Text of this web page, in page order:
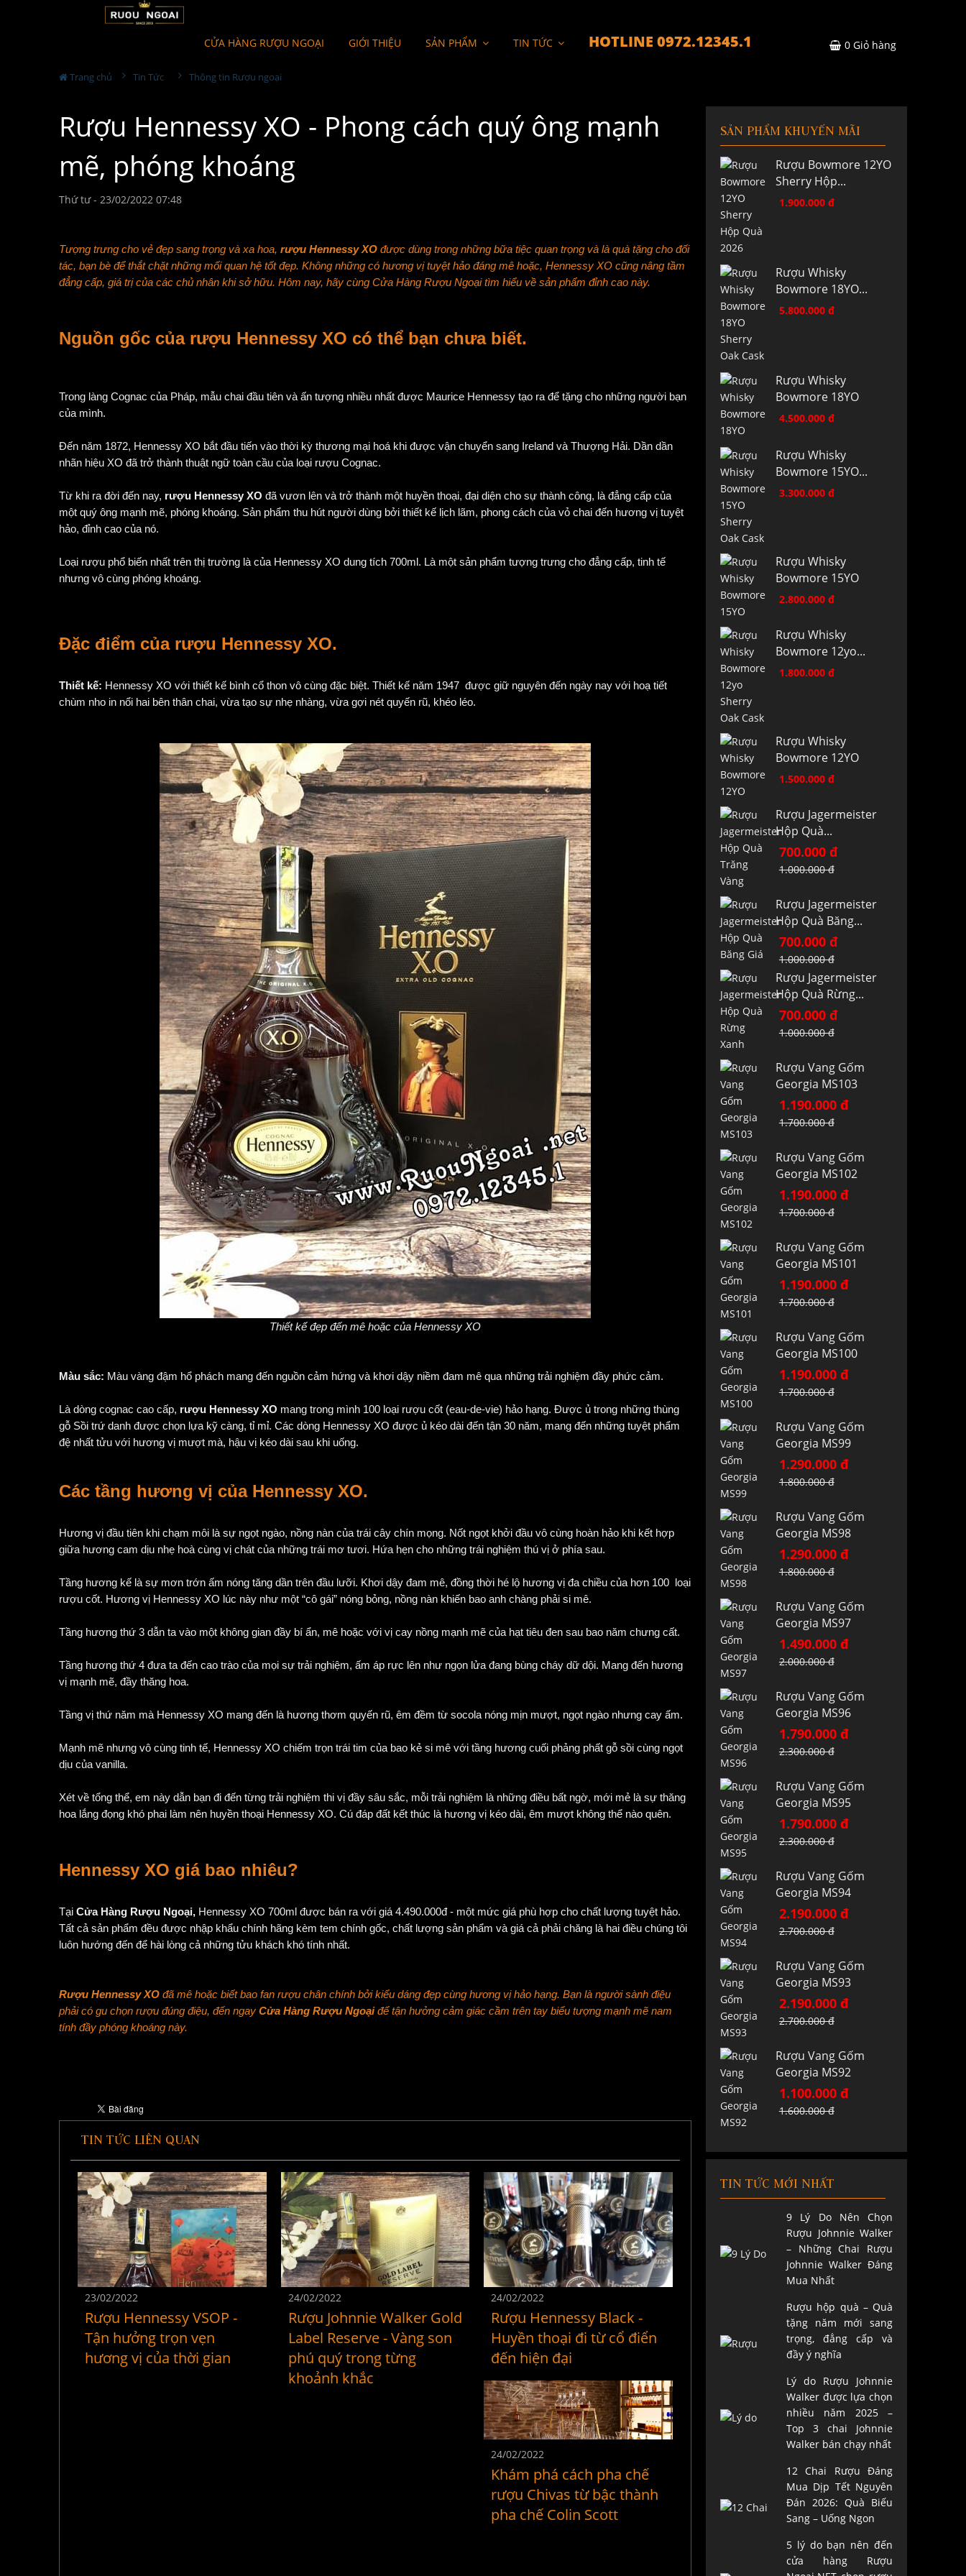
CỬA HÀNG RƯỢU NGOẠI GIỚI THIỆU SẢN PHẨM TIN TỨC HOTLINE 0972.12345.1 0 Giỏ hàng
Trang chủ Tin Tức Thông tin Rượu ngoại
Rượu Hennessy XO - Phong cách quý ông mạnh
mẽ, phóng khoáng
Thứ tư - 23/02/2022 07:48
Tượng trưng cho vẻ đẹp sang trọng và xa hoa, rượu Hennessy XO được dùng trong những bữa tiệc quan trọng và là quà tặng cho đối
tác, bạn bè để thắt chặt những mối quan hệ tốt đẹp. Không những có hương vị tuyệt hảo đáng mê hoặc, Hennessy XO cũng nâng tầm
đẳng cấp, giá trị của các chủ nhân khi sở hữu. Hôm nay, hãy cùng Cửa Hàng Rượu Ngoại tìm hiểu về sản phẩm đỉnh cao này.
Nguồn gốc của rượu Hennessy XO có thể bạn chưa biết.
Trong làng Cognac của Pháp, mẫu chai đầu tiên và ấn tượng nhiều nhất được Maurice Hennessy tạo ra để tặng cho những người bạn
của mình.
Đến năm 1872, Hennessy XO bắt đầu tiến vào thời kỳ thương mại hoá khi được vận chuyển sang Ireland và Thượng Hải. Dần dần
nhãn hiệu XO đã trở thành thuật ngữ toàn cầu của loại rượu Cognac.
Từ khi ra đời đến nay, rượu Hennessy XO đã vươn lên và trở thành một huyền thoại, đại diện cho sự thành công, là đẳng cấp của
một quý ông mạnh mẽ, phóng khoáng. Sản phẩm thu hút người dùng bởi thiết kế lịch lãm, phong cách của vỏ chai đến hương vị tuyệt
hảo, đỉnh cao của nó.
Loại rượu phổ biến nhất trên thị trường là của Hennessy XO dung tích 700ml. Là một sản phẩm tượng trưng cho đẳng cấp, tinh tế
nhưng vô cùng phóng khoáng.
Đặc điểm của rượu Hennessy XO.
Thiết kế: Hennessy XO với thiết kế bình cổ thon vô cùng đặc biệt. Thiết kế năm 1947 được giữ nguyên đến ngày nay với hoạ tiết
chùm nho in nổi hai bên thân chai, vừa tạo sự nhẹ nhàng, vừa gợi nét quyến rũ, khéo léo.
Thiết kế đẹp đến mê hoặc của Hennessy XO
Màu sắc: Màu vàng đậm hổ phách mang đến nguồn cảm hứng và khơi dậy niềm đam mê qua những trải nghiệm đầy phức cảm.
Là dòng cognac cao cấp, rượu Hennessy XO mang trong mình 100 loại rượu cốt (eau-de-vie) hảo hạng. Được ủ trong những thùng
gỗ Sồi trứ danh được chọn lựa kỹ càng, tỉ mỉ. Các dòng Hennessy XO được ủ kéo dài đến tận 30 năm, mang đến những tuyệt phẩm
đệ nhất tửu với hương vị mượt mà, hậu vị kéo dài sau khi uống.
Các tầng hương vị của Hennessy XO.
Hương vị đầu tiên khi chạm môi là sự ngọt ngào, nồng nàn của trái cây chín mọng. Nốt ngọt khởi đầu vô cùng hoàn hảo khi kết hợp
giữa hương cam dịu nhẹ hoà cùng vị chát của những trái mơ tươi. Hứa hẹn cho những trái nghiệm thú vị ở phía sau.
Tầng hương kế là sự mơn trớn ấm nóng tăng dần trên đầu lưỡi. Khơi dậy đam mê, đồng thời hé lộ hương vị đa chiều của hơn 100 loại
rượu cốt. Hương vị Hennessy XO lúc này như một “cô gái” nóng bỏng, nồng nàn khiến bao anh chàng phải si mê.
Tầng hương thứ 3 dẫn ta vào một không gian đầy bí ẩn, mê hoặc với vị cay nồng mạnh mẽ của hạt tiêu đen sau bao năm chưng cất.
Tầng hương thứ 4 đưa ta đến cao trào của mọi sự trải nghiệm, ấm áp rực lên như ngọn lửa đang bùng cháy dữ dội. Mang đến hương
vị mạnh mẽ, đầy thăng hoa.
Tầng vị thứ năm mà Hennessy XO mang đến là hương thơm quyến rũ, êm đềm từ socola nóng mịn mượt, ngọt ngào nhưng cay ấm.
Mạnh mẽ nhưng vô cùng tinh tế, Hennessy XO chiếm trọn trái tim của bao kẻ si mê với tầng hương cuối phảng phất gỗ sồi cùng ngọt
dịu của vanilla.
Xét về tổng thể, em này dẫn bạn đi đến từng trải nghiệm thi vị đầy sâu sắc, mỗi trải nghiệm là những điều bất ngờ, mới mẻ là sự thăng
hoa lắng đọng khó phai làm nên huyền thoại Hennessy XO. Cú đáp đất kết thúc là hương vị kéo dài, êm mượt không thể nào quên.
Hennessy XO giá bao nhiêu?
Tại Cửa Hàng Rượu Ngoại, Hennessy XO 700ml được bán ra với giá 4.490.000đ - một mức giá phù hợp cho chất lượng tuyệt hảo.
Tất cả sản phẩm đều được nhập khẩu chính hãng kèm tem chính gốc, chất lượng sản phẩm và giá cả phải chăng là hai điều chúng tôi
luôn hướng đến để hài lòng cả những tửu khách khó tính nhất.
Rượu Hennessy XO đã mê hoặc biết bao fan rượu chân chính bởi kiểu dáng đẹp cùng hương vị hảo hạng. Bạn là người sành điệu
phải có gu chọn rượu đúng điệu, đến ngay Cửa Hàng Rượu Ngoạiđể tận hưởng cảm giác cầm trên tay biểu tượng mạnh mẽ nam
tính đầy phóng khoáng này.
TIN TỨC LIÊN QUAN
23/02/2022
Rượu Hennessy VSOP -
Tận hưởng trọn vẹn
hương vị của thời gian
24/02/2022
Rượu Johnnie Walker Gold
Label Reserve - Vàng son
phú quý trong từng
khoảnh khắc
24/02/2022
Rượu Hennessy Black -
Huyền thoại đi từ cổ điển
đến hiện đại
24/02/2022
Khám phá cách pha chế
rượu Chivas từ bậc thành
pha chế Colin Scott
SẢN PHẨM KHUYẾN MÃI
Rượu Bowmore 12YO
Sherry Hộp...
1.900.000 đ
Rượu Whisky
Bowmore 18YO...
5.800.000 đ
Rượu Whisky
Bowmore 18YO
4.500.000 đ
Rượu Whisky
Bowmore 15YO...
3.300.000 đ
Rượu Whisky
Bowmore 15YO
2.800.000 đ
Rượu Whisky
Bowmore 12yo...
1.800.000 đ
Rượu Whisky
Bowmore 12YO
1.500.000 đ
Rượu Jagermeister
Hộp Quà...
700.000 đ
1.000.000 đ
Rượu Jagermeister
Hộp Quà Băng...
700.000 đ
1.000.000 đ
Rượu Jagermeister
Hộp Quà Rừng...
700.000 đ
1.000.000 đ
Rượu Vang Gốm
Georgia MS103
1.190.000 đ
1.700.000 đ
Rượu Vang Gốm
Georgia MS102
1.190.000 đ
1.700.000 đ
Rượu Vang Gốm
Georgia MS101
1.190.000 đ
1.700.000 đ
Rượu Vang Gốm
Georgia MS100
1.190.000 đ
1.700.000 đ
Rượu Vang Gốm
Georgia MS99
1.290.000 đ
1.800.000 đ
Rượu Vang Gốm
Georgia MS98
1.290.000 đ
1.800.000 đ
Rượu Vang Gốm
Georgia MS97
1.490.000 đ
2.000.000 đ
Rượu Vang Gốm
Georgia MS96
1.790.000 đ
2.300.000 đ
Rượu Vang Gốm
Georgia MS95
1.790.000 đ
2.300.000 đ
Rượu Vang Gốm
Georgia MS94
2.190.000 đ
2.700.000 đ
Rượu Vang Gốm
Georgia MS93
2.190.000 đ
2.700.000 đ
Rượu Vang Gốm
Georgia MS92
1.100.000 đ
1.600.000 đ
TIN TỨC MỚI NHẤT
9 Lý Do Nên Chọn
Rượu Johnnie Walker
– Những Chai Rượu
Johnnie Walker Đáng
Mua Nhất
Rượu hộp quà – Quà
tặng năm mới sang
trọng, đẳng cấp và
đầy ý nghĩa
Lý do Rượu Johnnie
Walker được lựa chọn
nhiều năm 2025 –
Top 3 chai Johnnie
Walker bán chạy nhất
12 Chai Rượu Đáng
Mua Dịp Tết Nguyên
Đán 2026: Quà Biếu
Sang – Uống Ngon
5 lý do bạn nên đến
cửa hàng Rượu